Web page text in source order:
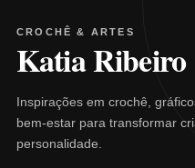
CROCHÊ & ARTES
Katia Ribeiro
Inspirações em crochê,
bem-estar para transformar
personalidade.